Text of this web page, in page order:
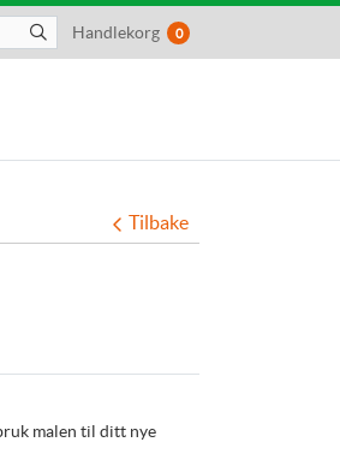
Handlekorg 0
Tilbake
malen til ditt nye